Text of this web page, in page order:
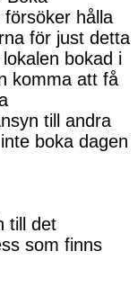
hålla
för just detta
bokad i
komma att få
till andra
boka dagen
till det
som finns